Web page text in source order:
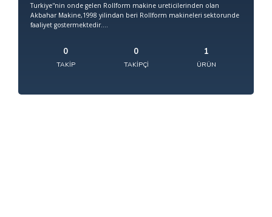
Turkiye''nin onde gelen Rollform makine ureticilerinden olan
Akbahar Makine,1998 yilindan beri Rollform makineleri sektorunde
faaliyet gostermektedir....
0
TAKIP
0
TAKIPÇI
1
ÜRÜN